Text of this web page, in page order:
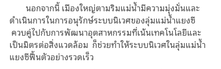
นอกจากนี้ เมืองใหญ่ตามริมแม่น้ำมีความมุ่งมั่นและ
ดำเนินการในการอนุรักษ์ระบบนิเวศของลุ่มแม่น้ำแยงซี
ควบคู่ไปกับการพัฒนาอุตสาหกรรมที่เน้นเทคโนโลยีและ
เป็นมิตรต่อสิ่งแวดล้อม ก็ช่วยทำให้ระบบนิเวศในลุ่มแม่น้ำ
แยงซีฟื้นตัวอย่างรวดเร็ว